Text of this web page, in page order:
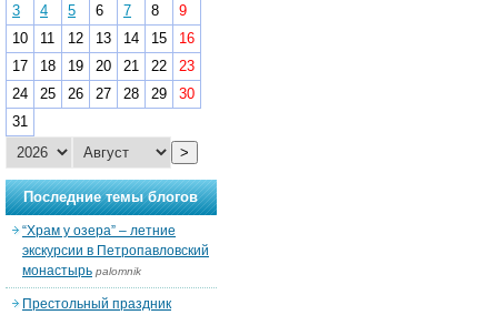
3
4 5 6 7 8
9
10
11 12 13 14 15
16
17
18 19 20 21 22
23
24
25 26 27 28 29
30
31
>
Последние темы блогов
“Храм у озера” – летние
экскурсии в Петропавловский
монастырь palomnik
Престольный праздник